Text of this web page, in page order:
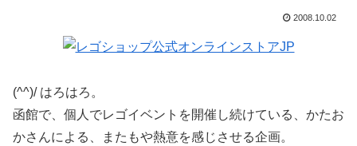
2008.10.02
(^^)/ はろはろ。
函館で、個人でレゴイベントを開催し続けている、かたお
かさんによる、またもや熱意を感じさせる企画。